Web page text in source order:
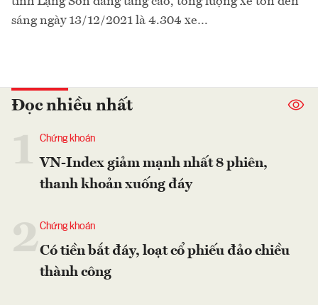
sáng ngày 13/12/2021 là 4.304 xe…
Đọc nhiều nhất
Chứng khoán
VN-Index giảm mạnh nhất 8 phiên,
thanh khoản xuống đáy
2Chứng khoán
Có tiền bắt đáy, loạt cổ phiếu đảo chiều
thành công